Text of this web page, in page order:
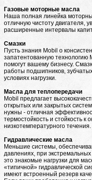
Газовые моторные масла
Наша полная линейка
отличную чистоту двигателя,
расширенные интервалы
Смазки
Пусть знания Mobil о
запатентованную технологию
помогут вашему бизнесу.
работы подшипников,
условиях нагрузки.
Масла для теплопередачи
Mobil предлагает
открытых или закрытых
нужны - отличная
термостойкость и стойкость к
низкотемпературного течения.
Гидравлические масла
Меньшие системы,
давлениях, при
это знакомые нагрузки для
«типичной» гидравлической
имеют встроенный резерв